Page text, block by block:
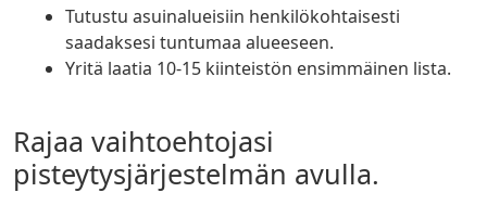
Tutustu asuinalueisiin henkilökohtaisesti
saadaksesi tuntumaa alueeseen.
Yritä laatia 10-15 kiinteistön ensimmäinen lista.
Rajaa vaihtoehtojasi
pisteytysjärjestelmän avulla.